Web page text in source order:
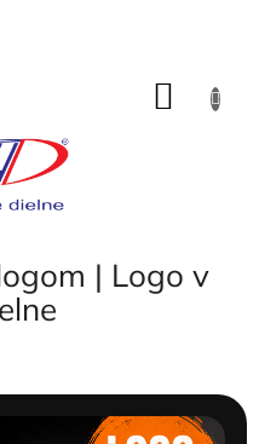
| Logo v